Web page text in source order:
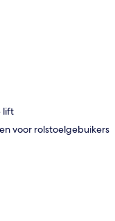
lift
voor rolstoelgebuikers